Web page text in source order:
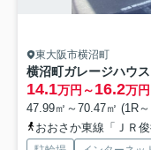
東大阪市横沼町
横沼町ガレージハウス
14.1万円～16.2万円
47.99㎡～70.47㎡ (1R
おおさか東線「ＪＲ